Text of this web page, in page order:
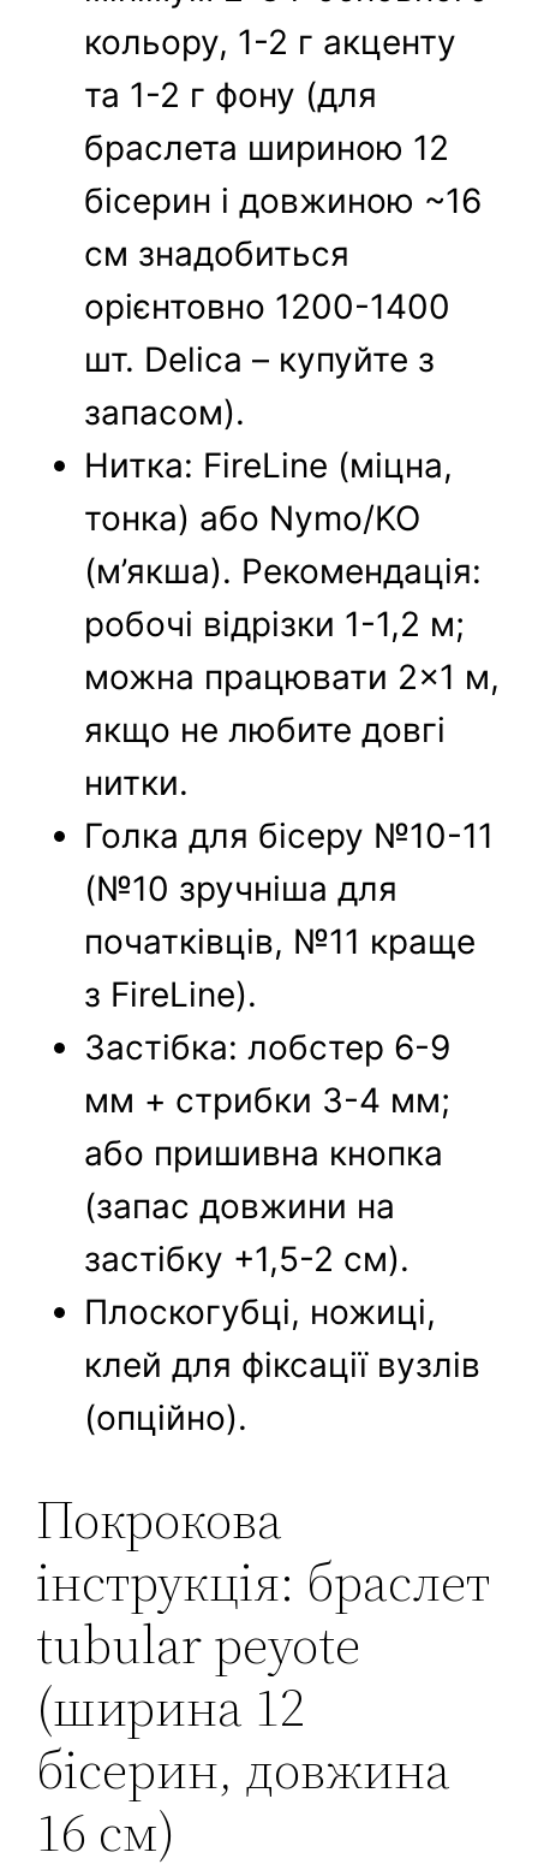
кольору, 1-2 г акценту
та 1-2 г фону (для
браслета шириною 12
бісерин і довжиною ~16
см знадобиться
орієнтовно 1200-1400
шт. Delica – купуйте з
запасом).
Нитка: FireLine (міцна,
тонка) або Nymo/KO
(м’якша). Рекомендація:
робочі відрізки 1-1,2 м;
можна працювати 2×1 м,
якщо не любите довгі
нитки.
Голка для бісеру №10-11
(№10 зручніша для
початківців, №11 краще
з FireLine).
Застібка: лобстер 6-9
мм + стрибки 3-4 мм;
або пришивна кнопка
(запас довжини на
застібку +1,5-2 см).
Плоскогубці, ножиці,
клей для фіксації вузлів
(опційно).
Покрокова
інструкція: браслет
tubular peyote
(ширина 12
бісерин, довжина
16 см)